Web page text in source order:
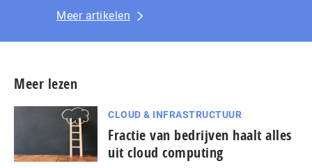
Meer artikelen
Meer lezen
CLOUD & INFRASTRUCTUUR
Fractie van bedrijven haalt alles
uit cloud computing